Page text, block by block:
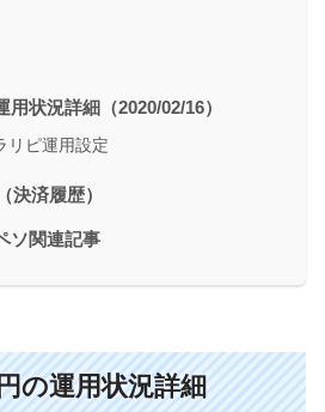
用状況詳細（2020/02/16）
リピ運用設定
決済履歴）
ソ関連記事
の運用状況詳細